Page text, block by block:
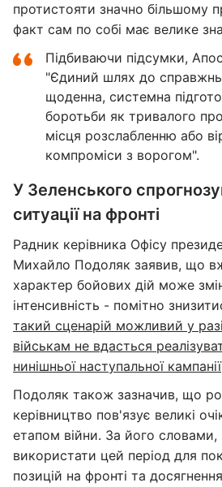
протистояти значно більшому
факт сам по собі має велике
Підбиваючи підсумки,
"Єдиний шлях до
щоденна, системна
боротьби як тривалого
місця розслабленню або
компроміси з ворогом".
У Зеленського
ситуації на фронті
Радник керівника Офісу
Михайло Подоляк заявив, що
характер бойових дій може
інтенсивність - помітно
такий сценарій можливий у
військам не вдасться
нинішньої наступальної кампанії
Подоляк також зазначив, що
керівництво пов'язує великі
етапом війни. За його
використати цей період для
позицій на фронті та